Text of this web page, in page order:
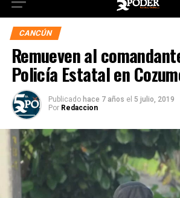
CANCÚN
Remueven al
Policía Estatal en
Publicado hace 7 años el 5 julio, 2019
Por Redaccion